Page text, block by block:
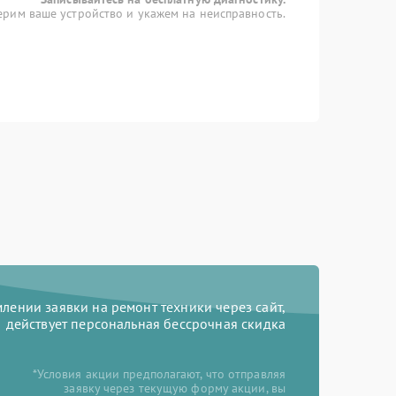
ваше устройство и укажем на неисправность.
заявки на ремонт техники через сайт,
действует персональная бессрочная скидка
*Условия акции предполагают, что отправляя
заявку через текущую форму акции, вы